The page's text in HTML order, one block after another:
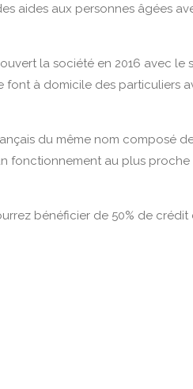
aides aux personnes âgées
la société en 2016 avec
font à domicile des
du même nom composé
au plus
bénéficier de 50% de